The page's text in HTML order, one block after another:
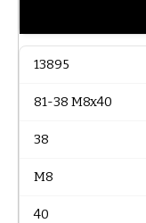
13895
81-38 M8x40
38
M8
40